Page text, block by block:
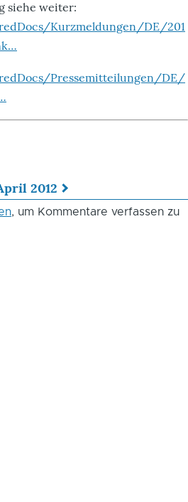
siehe weiter:
Kurzmeldungen/DE/201
Pressemitteilungen/DE/
2012
, um Kommentare verfassen zu